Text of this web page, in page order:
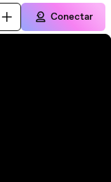
Conectar